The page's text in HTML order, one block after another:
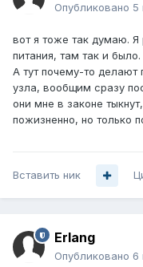
Опубликовано 5
вот я тоже так думаю.
питания, там так и было.
А тут почему-то делают
узла, вообщим сразу
они мне в законе
пожизненно, но только
Вставить ник
Erlang
Опубликовано 6